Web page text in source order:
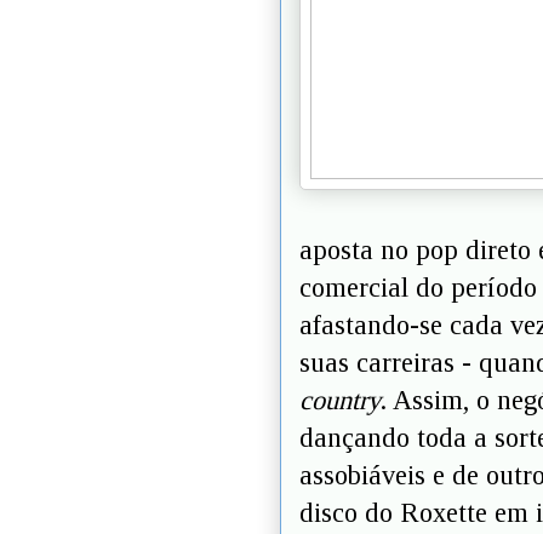
aposta no pop direto
comercial do
afastando-se cada
suas carreiras -
country. Assim, o
dançando toda a
assobiáveis e de
disco do Roxette